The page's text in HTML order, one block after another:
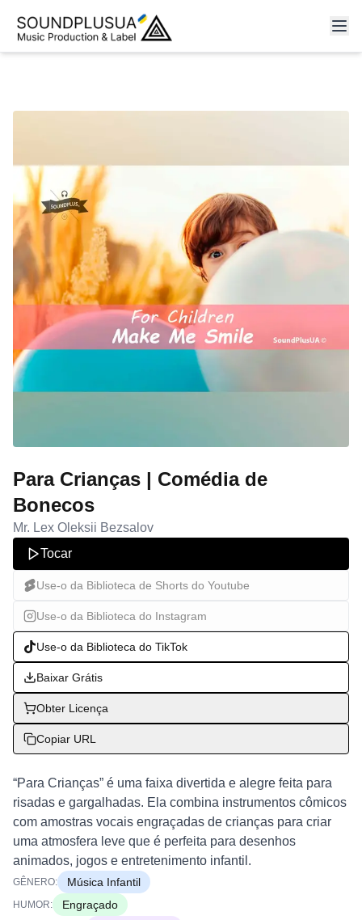
Para Crianças | Comédia de
Bonecos
Mr. Lex Oleksii Bezsalov
Tocar
Use-o da Biblioteca de Shorts do Youtube
Use-o da Biblioteca do Instagram
Use-o da Biblioteca do TikTok
Baixar Grátis
Obter Licença
Copiar URL
“Para Crianças” é uma faixa divertida e alegre feita para
risadas e gargalhadas. Ela combina instrumentos cômicos
com amostras vocais engraçadas de crianças para criar
uma atmosfera leve que é perfeita para desenhos
animados, jogos e entretenimento infantil.
GÊNERO: Música Infantil
HUMOR: Engraçado